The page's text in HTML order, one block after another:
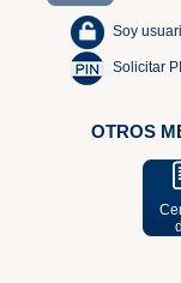
Soy
Solicitar
OTROS